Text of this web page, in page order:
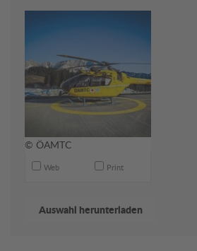
© ÖAMTC
Web Print